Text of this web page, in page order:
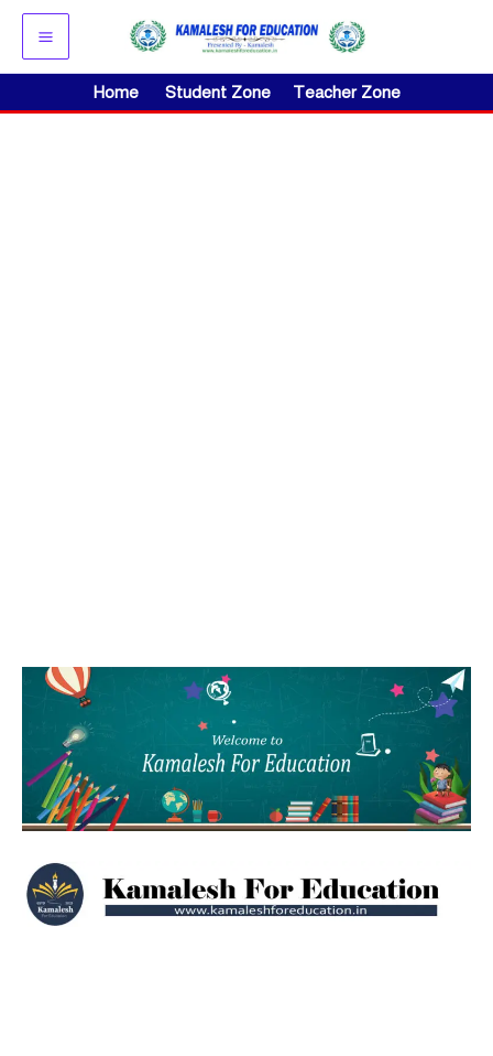
Skip
content
Home Student Zone Teacher Zone